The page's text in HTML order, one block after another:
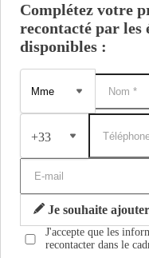
Complétez votre
recontacté par les
disponibles :
+33
Je souhaite
J'accepte que les
recontacter dans le